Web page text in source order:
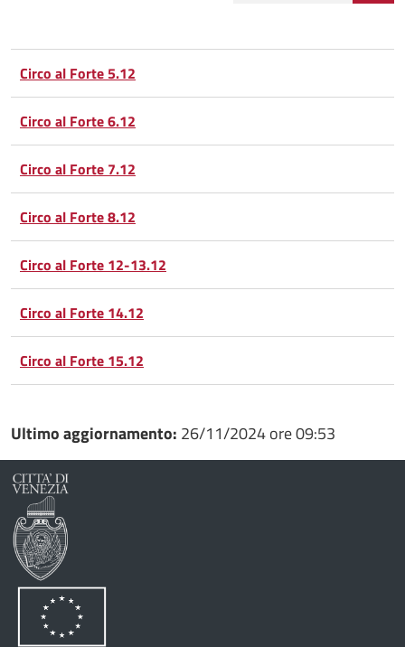
Facebook
su
Twitter
Condividi
su
Google
Plus
Condividi
su
Whatsapp
Circo al Forte 5.12
Circo al Forte 6.12
Circo al Forte 7.12
Circo al Forte 8.12
Circo al Forte 12-13.12
Circo al Forte 14.12
Circo al Forte 15.12
Ultimo aggiornamento: 26/11/2024 ore 09:53